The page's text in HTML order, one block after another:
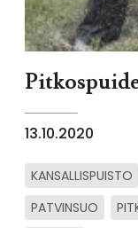
13.10.2020
KANSALLISPUISTO
PATVINSUO